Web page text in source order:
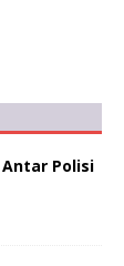
Polisi